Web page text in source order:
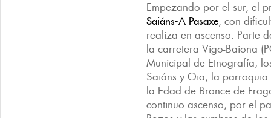
Empezando por el sur, el
Saiáns-A Pasaxe, con
realiza en ascenso. Parte
la carretera Vigo-Baiona
Municipal de Etnografía,
Saiáns y Oia, la
la Edad de Bronce de
continuo ascenso, por el